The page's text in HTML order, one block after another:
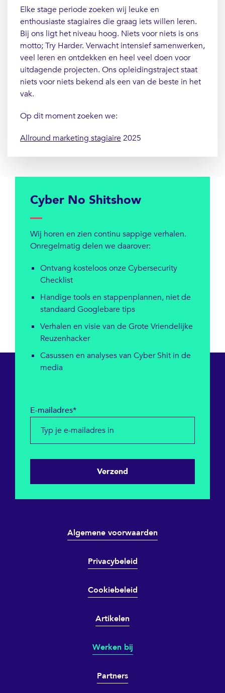
Elke stage periode zoeken wij leuke en
enthousiaste stagiaires die graag iets willen leren.
Bij ons ligt het niveau hoog. Niets voor niets is ons
motto; Try Harder. Verwacht intensief samenwerken,
veel leren en ontdekken en heel veel doen voor
uitdagende projecten. Ons opleidingstraject staat
niets voor niets bekend als een van de beste in het
vak.
Op dit moment zoeken we:
Allround marketing stagiaire2025
Cyber No Shitshow
Wij horen en zien continu sappige verhalen.
Onregelmatig delen we daarover:
Ontvang kosteloos onze Cybersecurity
Checklist
Handige tools en stappenplannen, niet de
standaard Googlebare tips
Verhalen en visie van de Grote Vriendelijke
Reuzenhacker
Casussen en analyses van Cyber Shit in de
media
E-mailadres*
Verzend
Algemene voorwaarden
Privacybeleid
Cookiebeleid
Artikelen
Werken bij
Partners